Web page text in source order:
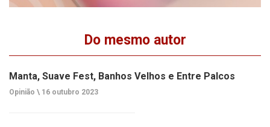
Do mesmo autor
Manta, Suave Fest, Banhos Velhos e Entre Palcos
Opinião \ 16 outubro 2023